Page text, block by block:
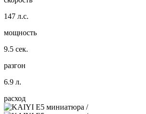
147 л.с.
мощность
9.5 сек.
разгон
6.9 л.
расход